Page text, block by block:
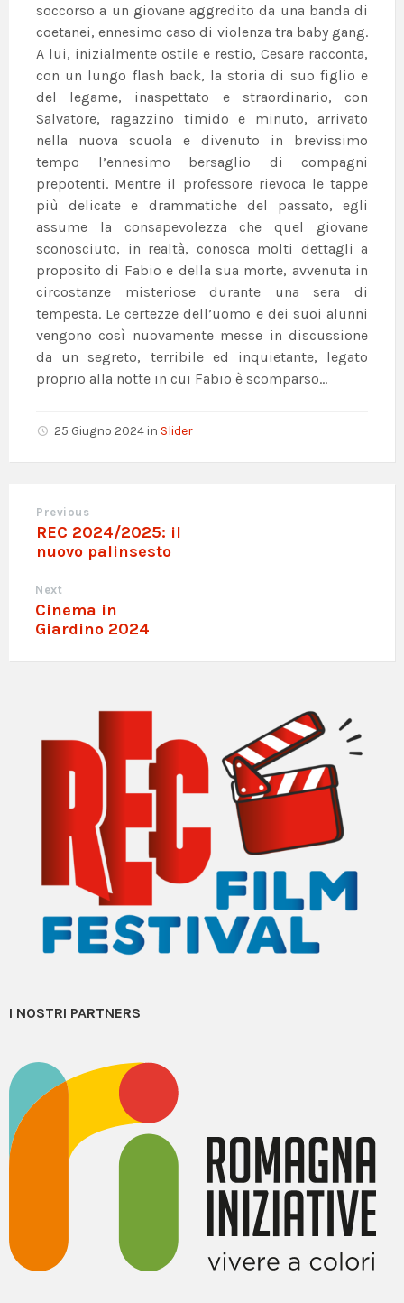
soccorso a un giovane aggredito da una banda di
coetanei, ennesimo caso di violenza tra baby gang.
A lui, inizialmente ostile e restio, Cesare racconta,
con un lungo flash back, la storia di suo figlio e
del legame, inaspettato e straordinario, con
Salvatore, ragazzino timido e minuto, arrivato
nella nuova scuola e divenuto in brevissimo
tempo l’ennesimo bersaglio di compagni
prepotenti. Mentre il professore rievoca le tappe
più delicate e drammatiche del passato, egli
assume la consapevolezza che quel giovane
sconosciuto, in realtà, conosca molti dettagli a
proposito di Fabio e della sua morte, avvenuta in
circostanze misteriose durante una sera di
tempesta. Le certezze dell’uomo e dei suoi alunni
vengono così nuovamente messe in discussione
da un segreto, terribile ed inquietante, legato
proprio alla notte in cui Fabio è scomparso…
25 Giugno 2024in Slider
Previous
REC 2024/2025: il
nuovo palinsesto
Next
Cinema in
Giardino 2024
I NOSTRI PARTNERS